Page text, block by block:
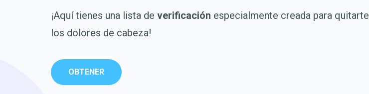
¡Aquí tienes una lista de verificación especialmente creada para quitarte
los dolores de cabeza!
OBTENER